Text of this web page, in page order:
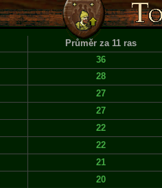
Průměr za 11 ras
36
28
27
27
22
22
21
20